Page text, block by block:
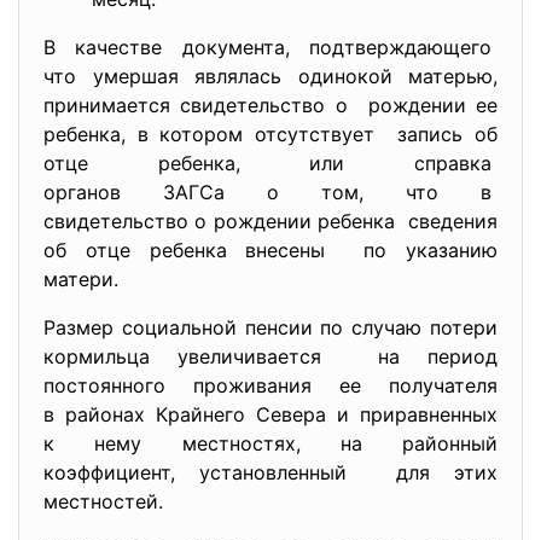
В качестве документа, подтверждающего
что умершая являлась одинокой матерью,
принимается свидетельство о рождении ее
ребенка, в котором отсутствует запись об
отце ребенка, или справка
органов ЗАГСа о том, что в
свидетельство о рождении ребенка сведения
об отце ребенка внесены по указанию
матери.
Размер социальной пенсии по случаю потери
кормильца увеличивается на период
постоянного проживания ее получателя
в районах Крайнего Севера и приравненных
к нему местностях, на районный
коэффициент, установленный для этих
местностей.